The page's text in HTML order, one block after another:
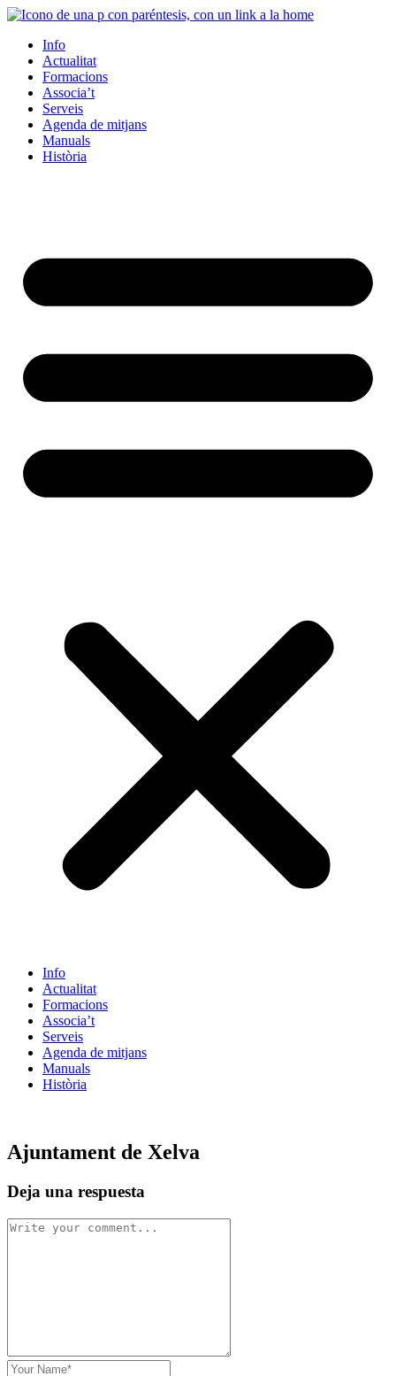
Info
Actualitat
Formacions
Associa’t
Serveis
Agenda de mitjans
Manuals
Història
Info
Actualitat
Formacions
Associa’t
Serveis
Agenda de mitjans
Manuals
Història
Ajuntament de Xelva
Deja una respuesta